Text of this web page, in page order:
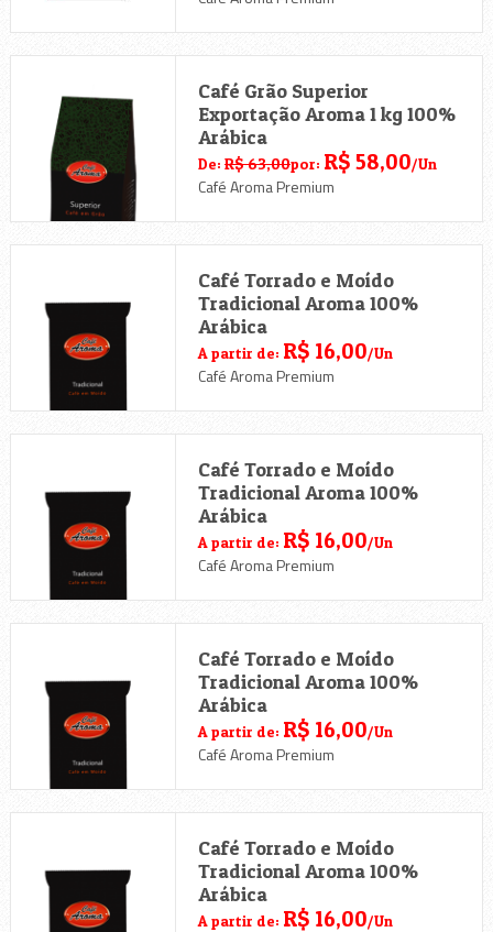
Café Grão Superior
Exportação Aroma 1 kg 100%
Arábica
De: R$ 63,00por: R$ 58,00/Un
Café Aroma Premium
Café Torrado e Moído
Tradicional Aroma 100%
Arábica
A partir de: R$ 16,00/Un
Café Aroma Premium
Café Torrado e Moído
Tradicional Aroma 100%
Arábica
A partir de: R$ 16,00/Un
Café Aroma Premium
Café Torrado e Moído
Tradicional Aroma 100%
Arábica
A partir de: R$ 16,00/Un
Café Aroma Premium
Café Torrado e Moído
Tradicional Aroma 100%
Arábica
A partir de: R$ 16,00/Un